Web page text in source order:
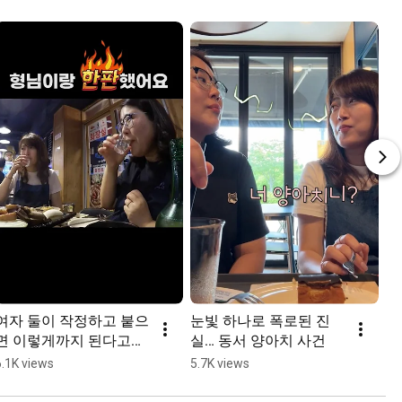
자 둘이 작정하고 붙으
이렇게까지 된다고
?! views
눈빛 하나로 폭로된 진
실… 동서 양아치 사건
5.7K views